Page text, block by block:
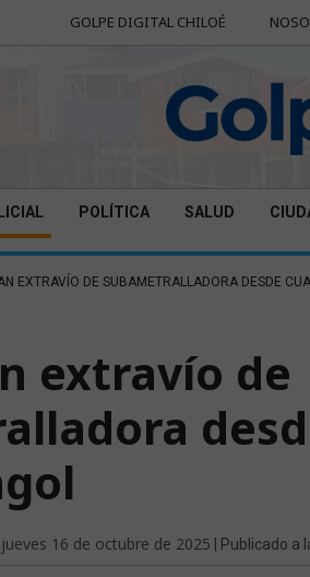
GOLPE DIGITAL CHILOÉ
POLÍTICA SALUD
EXTRAVÍO DE SUBAMETRALLADORA DESDE
extravío de
jueves 16 de octubre de 2025 | Publicado a